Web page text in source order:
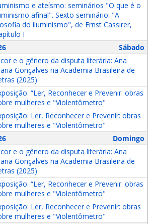
e ateísmo: seminários "O que é o
afinal". Sexto seminário: "A
do iluminismo", de Ernst Cassirer,
I
Sábado
e o gênero da disputa literária: Ana
Gonçalves na Academia Brasileira de
(2025)
“Ler, Reconhecer e Prevenir: obras
mulheres e "Violentômetro"
Ler, Reconhecer e Prevenir: obras
mulheres e "Violentômetro"
Domingo
e o gênero da disputa literária: Ana
Gonçalves na Academia Brasileira de
(2025)
“Ler, Reconhecer e Prevenir: obras
mulheres e "Violentômetro"
Ler, Reconhecer e Prevenir: obras
mulheres e "Violentômetro"